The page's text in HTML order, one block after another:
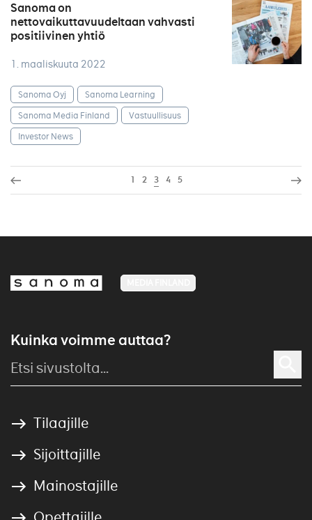
Sanoma on
nettovaikuttavuudeltaan vahvasti
positiivinen yhtiö
1. maaliskuuta 2022
Sanoma Oyj
Sanoma Learning
Sanoma Media Finland
Vastuullisuus
Investor News
1 2 3 4 5
Kuinka voimme auttaa?
Tilaajille
Sijoittajille
Mainostajille